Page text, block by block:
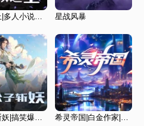
穹顶之上|多人小说剧|热血科幻战争|人间武库 著 星战风暴
希灵帝国|白金作家|科幻|大宇宙|二次元|救世主|无限流|幽默搞笑